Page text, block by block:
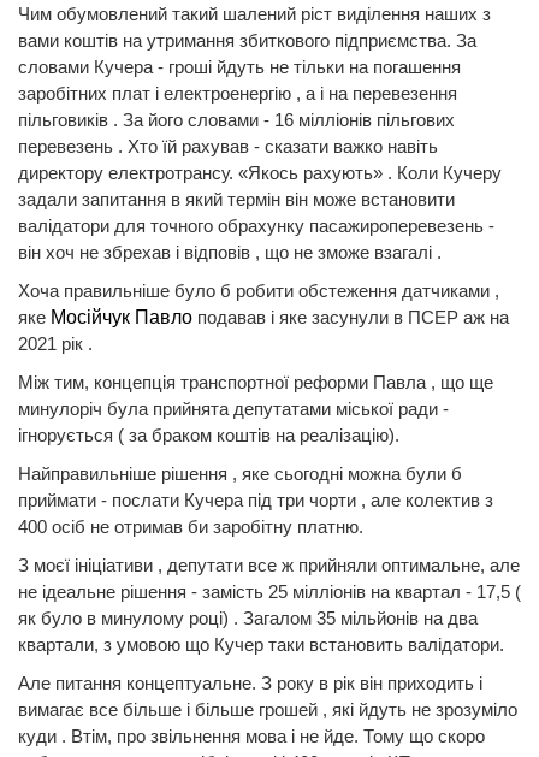
Чим обумовлений такий шалений ріст виділення наших з
вами коштів на утримання збиткового підприємства. За
словами Кучера - гроші йдуть не тільки на погашення
заробітних плат і електроенергію , а і на перевезення
пільговиків . За його словами - 16 мілліонів пільгових
перевезень . Хто їй рахував - сказати важко навіть
директору електротрансу. «Якось рахують» . Коли Кучеру
задали запитання в який термін він може встановити
валідатори для точного обрахунку пасажироперевезень -
він хоч не збрехав і відповів , що не зможе взагалі .
Хоча правильніше було б робити обстеження датчиками ,
яке Мосійчук Павло подавав і яке засунули в ПСЕР аж на
2021 рік .
Між тим, концепція транспортної реформи Павла , що ще
минулоріч була прийнята депутатами міської ради -
ігнорується ( за браком коштів на реалізацію).
Найправильніше рішення , яке сьогодні можна були б
приймати - послати Кучера під три чорти , але колектив з
400 осіб не отримав би заробітну платню.
З моєї ініціативи , депутати все ж прийняли оптимальне, але
не ідеальне рішення - замість 25 мілліонів на квартал - 17,5 (
як було в минулому році) . Загалом 35 мільйонів на два
квартали, з умовою що Кучер таки встановить валідатори.
Але питання концептуальне. З року в рік він приходить і
вимагає все більше і більше грошей , які йдуть не зрозуміло
куди . Втім, про звільнення мова і не йде. Тому що скоро